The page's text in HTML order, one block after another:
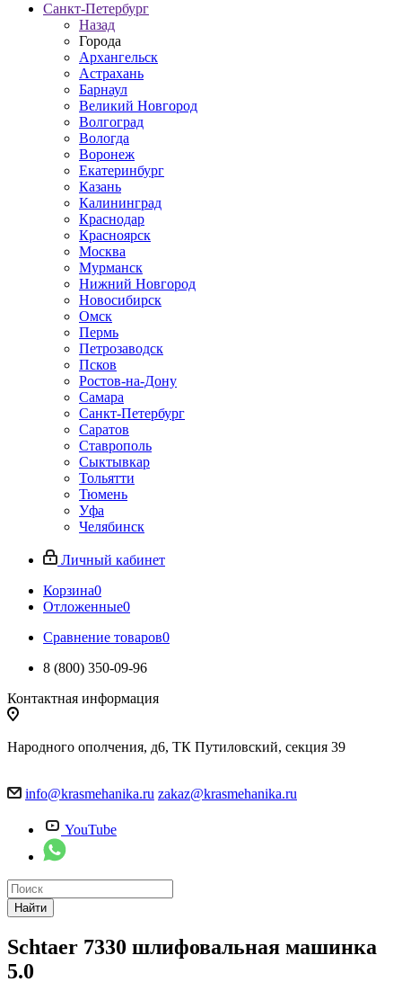
Санкт-Петербург
Назад
Города
Архангельск
Астрахань
Барнаул
Великий Новгород
Волгоград
Вологда
Воронеж
Екатеринбург
Казань
Калининград
Краснодар
Красноярск
Москва
Мурманск
Нижний Новгород
Новосибирск
Омск
Пермь
Петрозаводск
Псков
Ростов-на-Дону
Самара
Санкт-Петербург
Саратов
Ставрополь
Сыктывкар
Тольятти
Тюмень
Уфа
Челябинск
Личный кабинет
Корзина0
Отложенные0
Сравнение товаров0
8 (800) 350-09-96
Контактная информация
Народного ополчения, д6, ТК Путиловский, секция 39
info@krasmehanika.ru zakaz@krasmehanika.ru
YouTube
Найти
Schtaer 7330 шлифовальная машинка
5.0